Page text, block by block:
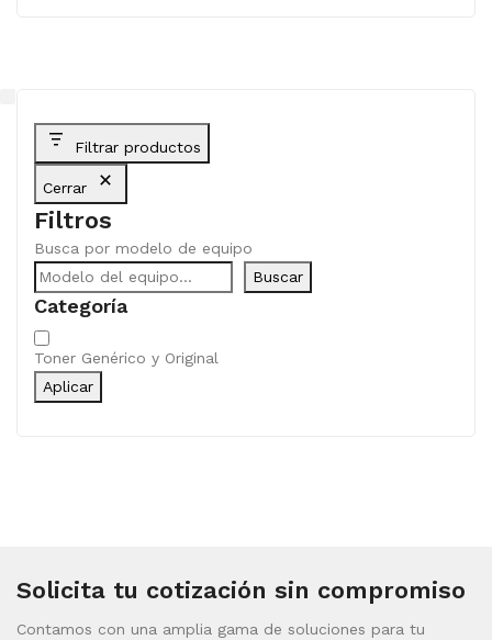
Filtrar productos
Cerrar
Filtros
Busca por modelo de equipo
Buscar
Categoría
Categoría
Toner Genérico y Original
Aplicar
Solicita tu cotización sin compromiso
Contamos con una amplia gama de soluciones para tu